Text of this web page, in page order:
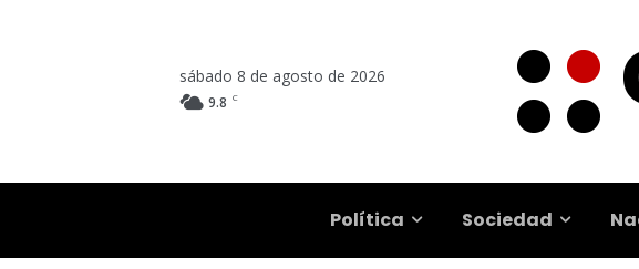
sábado 8 de agosto de 2026
9.8 C
Política Sociedad